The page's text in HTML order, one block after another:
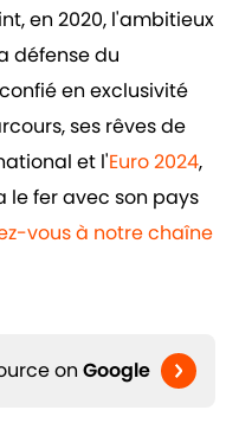
en 2020, l'ambitieux
défense du
en exclusivité
ses rêves de
et l'Euro 2024,
le fer avec son pays
vous à notre chaîne
on Google